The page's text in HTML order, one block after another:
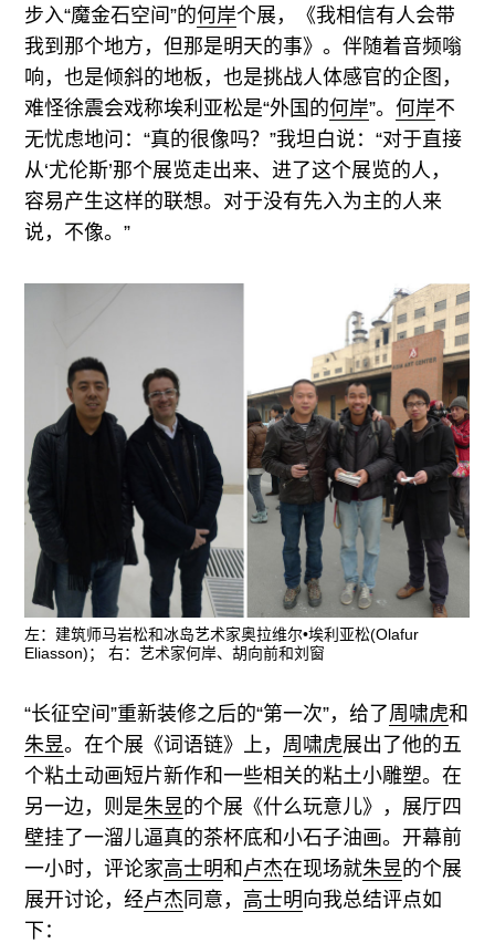
步入“魔金石空间”的何岸个展，《我相信有人会带
我到那个地方，但那是明天的事》。伴随着音频嗡
响，也是倾斜的地板，也是挑战人体感官的企图，
难怪徐震会戏称埃利亚松是“外国的何岸”。何岸不
无忧虑地问：“真的很像吗？”我坦白说：“对于直接
从‘尤伦斯’那个展览走出来、进了这个展览的人，
容易产生这样的联想。对于没有先入为主的人来
说，不像。”
左：建筑师马岩松和冰岛艺术家奥拉维尔•埃利亚松(Olafur
Eliasson)； 右：艺术家何岸、胡向前和刘窗
“长征空间”重新装修之后的“第一次”，给了周啸虎和
朱昱。在个展《词语链》上， 周啸虎展出了他的五
个粘土动画短片新作和一些相关的粘土小雕塑。在
另一边，则是朱昱的个展《什么玩意儿》，展厅四
壁挂了一溜儿逼真的茶杯底和小石子油画。开幕前
一小时，评论家高士明和 卢杰在现场就朱昱的个展
展开讨论，经卢杰 同意， 高士明向我总结评点如
下：